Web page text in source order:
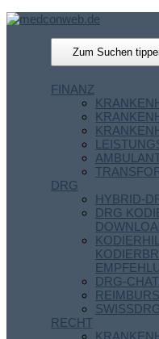
FINANZ
DRG
HYBRID-
DRG
DRG-
SWISSDRG
RECHT